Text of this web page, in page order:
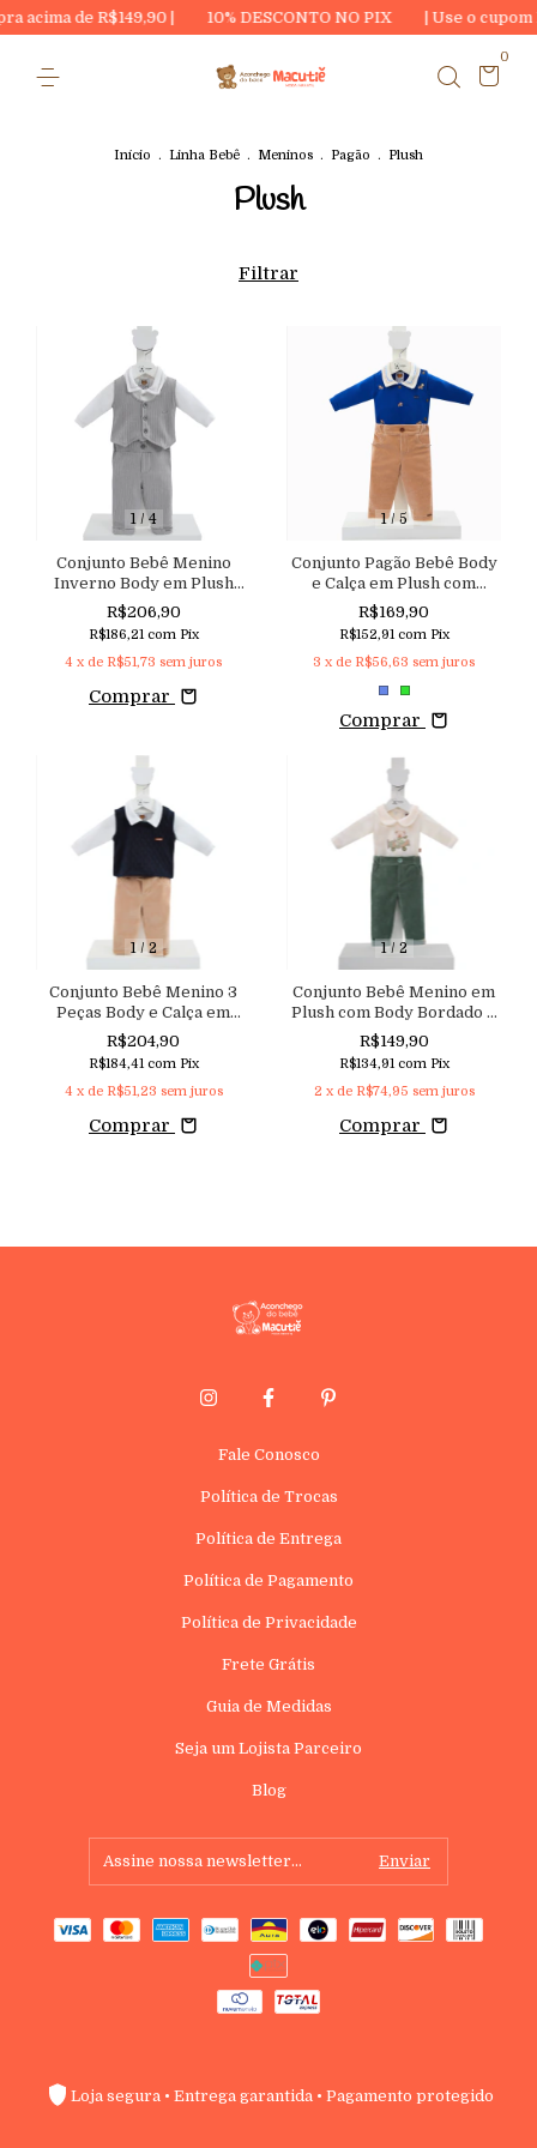
acima de R$149,90 | 10% DESCONTO NO PIX | Use o cupom
0
Início . Linha Bebê . Meninos . Pagão . Plush
Plush
Filtrar
1/4
Conjunto Bebê Menino
Inverno Body em Plush
Calça e Colete em Cotelê
Peluciado Aconchego
R$206,90
R$186,21 com Pix
4 x de R$51,73 sem juros
Comprar
1/5
Conjunto Pagão Bebê Body
e Calça em Plush com
Toque Macio
R$169,90
R$152,91 com Pix
3 x de R$56,63 sem juros
Comprar
1/2
Conjunto Bebê Menino 3
Peças Body e Calça em
Plush com Pulôver em
Malha Tricô Aconchego
R$204,90
R$184,41 com Pix
4 x de R$51,23 sem juros
Comprar
1/ 2
Conjunto Bebê Menino em
Plush com Body Bordado e
Calça
R$149,90
R$134,91 com Pix
2 x de R$74,95 sem juros
Comprar
Fale Conosco
Política de Trocas
Política de Entrega
Política de Pagamento
Política de Privacidade
Frete Grátis
Guia de Medidas
Seja um Lojista Parceiro
Blog
Loja segura • Entrega garantida • Pagamento protegido